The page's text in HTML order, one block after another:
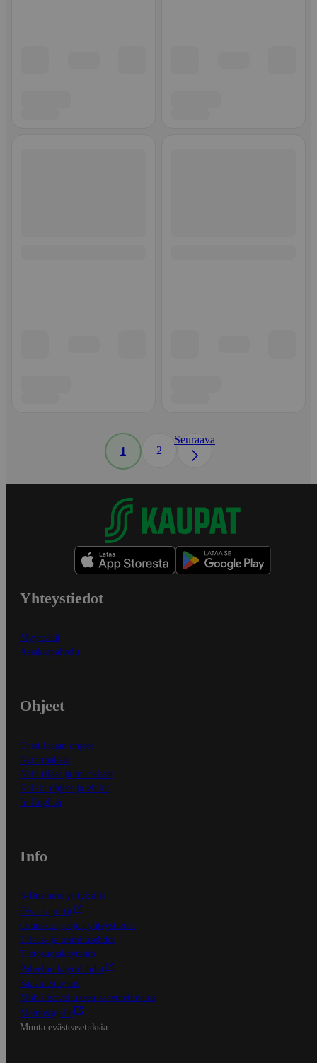
1 2
Seuraava
Yhteystiedot
Myymälät
Asiakaspalvelu
Ohjeet
Ensitilaajan ohjeet
Näin maksat
Näin tilaat ja muokkaat
Kaikki ohjeet ja vinkit
In English
Info
S-Business yrityksille
Oiva-raportit
Osuuskauppojen yhteystiedot
Tilaus- ja toimitusehdot
Tietosuojakäytäntö
Palvelun käyttöehdot
Saavutettavuus
Mobiilisovelluksen saavutettavuus
Mainostajalle
Muuta evästeasetuksia